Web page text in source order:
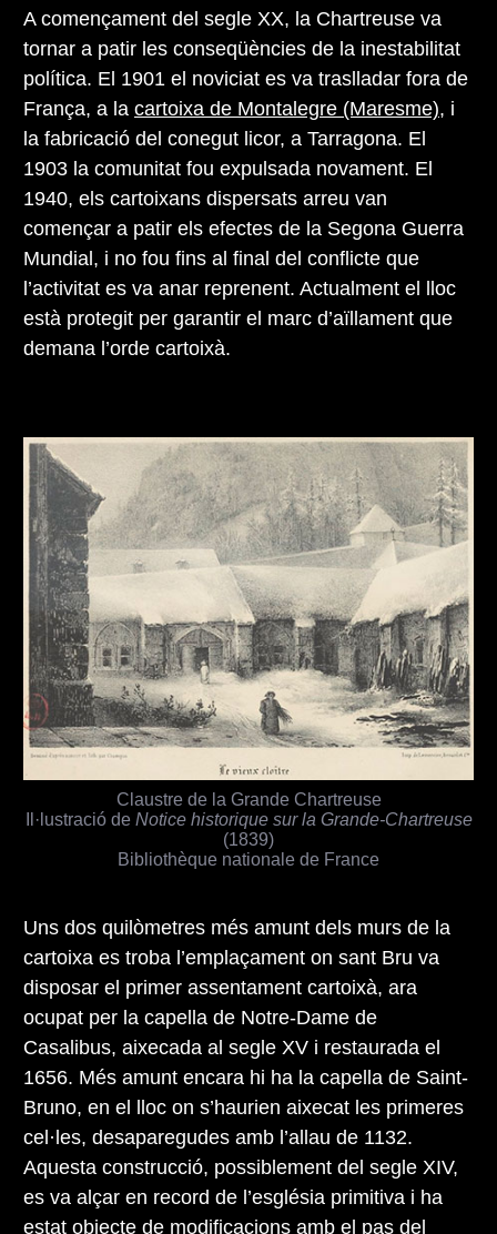
A començament del segle XX, la Chartreuse va
tornar a patir les conseqüències de la inestabilitat
política. El 1901 el noviciat es va traslladar fora de
França, a la cartoixa de Montalegre (Maresme), i
la fabricació del conegut licor, a Tarragona. El
1903 la comunitat fou expulsada novament. El
1940, els cartoixans dispersats arreu van
començar a patir els efectes de la Segona Guerra
Mundial, i no fou fins al final del conflicte que
l’activitat es va anar reprenent. Actualment el lloc
està protegit per garantir el marc d’aïllament que
demana l’orde cartoixà.
Claustre de la Grande Chartreuse
Il·lustració de Notice historique sur la Grande-Chartreuse
(1839)
Bibliothèque nationale de France
Uns dos quilòmetres més amunt dels murs de la
cartoixa es troba l’emplaçament on sant Bru va
disposar el primer assentament cartoixà, ara
ocupat per la capella de Notre-Dame de
Casalibus, aixecada al segle XV i restaurada el
1656. Més amunt encara hi ha la capella de Saint-
Bruno, en el lloc on s’haurien aixecat les primeres
cel·les, desaparegudes amb l’allau de 1132.
Aquesta construcció, possiblement del segle XIV,
es va alçar en record de l’església primitiva i ha
estat objecte de modificacions amb el pas del